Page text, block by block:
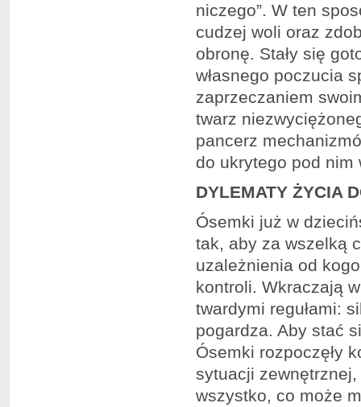
niczego”. W ten
cudzej woli oraz
obronę. Stały się
własnego poczucia
zaprzeczaniem
twarz
pancerz
do ukrytego pod nim
DYLEMATY ŻYCIA
Ósemki już w
tak, aby za wszelką
uzależnienia od
kontroli. Wkraczają
twardymi regułami:
pogardza. Aby stać
Ósemki rozpoczęły
sytuacji
wszystko, co może